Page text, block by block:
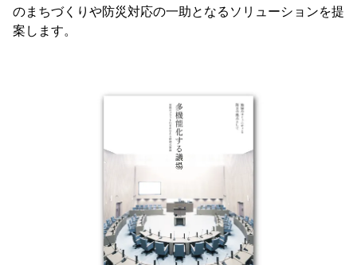
のまちづくりや防災対応の一助となるソリューションを提
案します。